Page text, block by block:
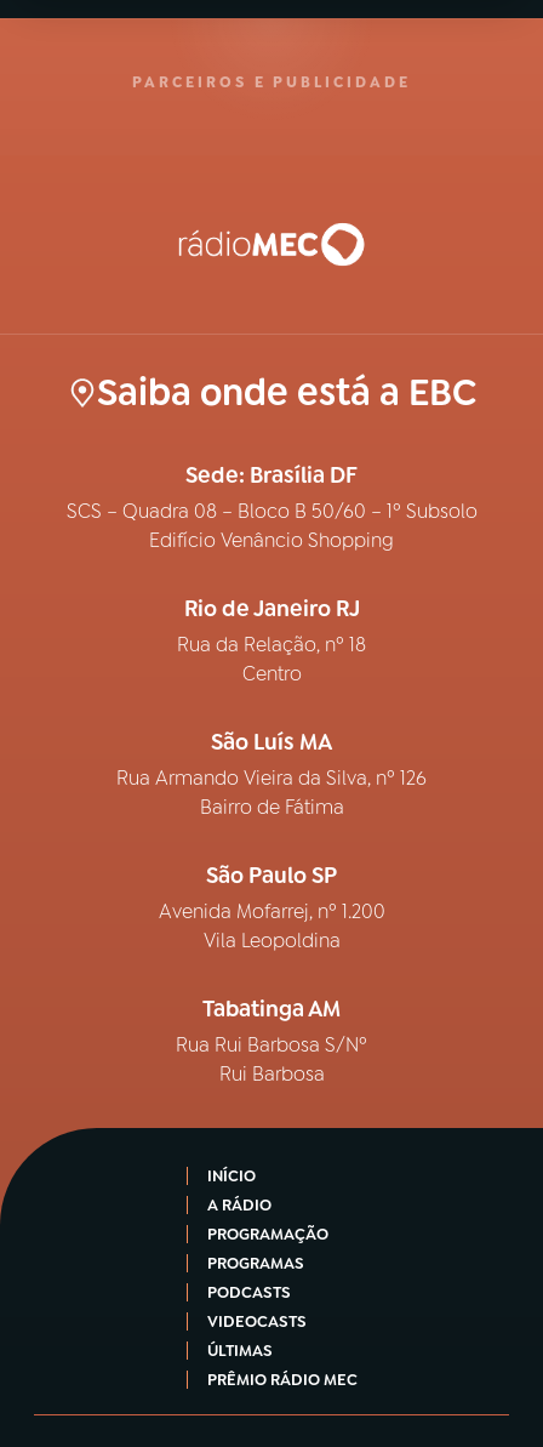
PARCEIROS E PUBLICIDADE
Saiba onde está a EBC
Sede: Brasília DF
SCS – Quadra 08 – Bloco B 50/60 – 1º Subsolo
Edifício Venâncio Shopping
Rio de Janeiro RJ
Rua da Relação, nº 18
Centro
São Luís MA
Rua Armando Vieira da Silva, nº 126
Bairro de Fátima
São Paulo SP
Avenida Mofarrej, nº 1.200
Vila Leopoldina
Tabatinga AM
Rua Rui Barbosa S/Nº
Rui Barbosa
INÍCIO
A RÁDIO
PROGRAMAÇÃO
PROGRAMAS
PODCASTS
VIDEOCASTS
ÚLTIMAS
PRÊMIO RÁDIO MEC